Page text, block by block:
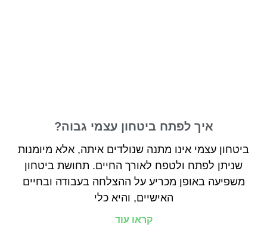
איך לפתח ביטחון עצמי גבוה?
ביטחון עצמי אינו מתנה שנולדים איתה, אלא מיומנות
שניתן לפתח ולטפח לאורך החיים. תחושת ביטחון
משפיעה באופן מכריע על ההצלחה בעבודה ובחיים
האישיים, והיא כלי
קראו עוד